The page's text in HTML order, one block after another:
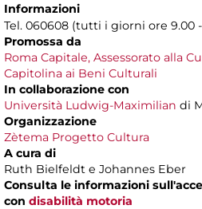
Informazioni
Tel. 060608 (tutti i giorni ore 9.00 -
Promossa da
Roma Capitale, Assessorato alla
Capitolina ai Beni Culturali
In collaborazione con
Università Ludwig-Maximilian di
Organizzazione
Zètema Progetto Cultura
A cura di
Ruth Bielfeldt e Johannes Eber
Consulta le informazioni
con disabilità motoria